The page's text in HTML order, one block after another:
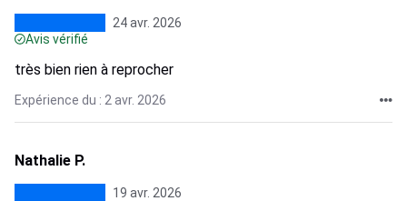
24 avr. 2026
Avis vérifié
très bien rien à reprocher
Expérience du : 2 avr. 2026
Nathalie P.
19 avr. 2026